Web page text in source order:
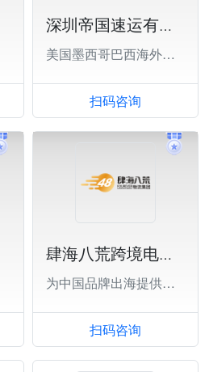
深圳帝国速运有限公司
美国墨西哥巴西海外仓一件代发、退货换标
扫码咨询
肆海八荒跨境电商物流（深圳）有限公司
为中国品牌出海提供全方位跨境物流解决方案
扫码咨询